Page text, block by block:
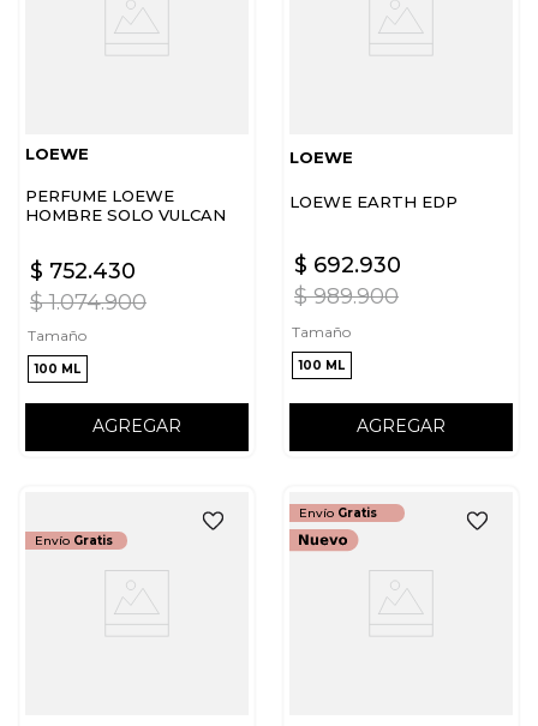
LOEWE
PERFUME LOEWE
HOMBRE SOLO VULCAN
$ 1.074.900
$ 752.430
Tamaño
100 ML
AGREGAR
LOEWE
LOEWE EARTH EDP
$ 989.900
$ 692.930
Tamaño
100 ML
AGREGAR
Envío Gratis
Envío Gratis